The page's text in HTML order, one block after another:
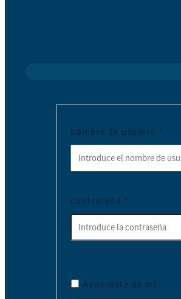
Nombre de usuario *
Contraseña *
Acuérdate de mí